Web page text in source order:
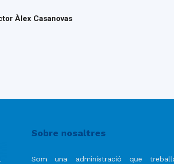
Àlex Casanovas
Sobre nosaltres
Som una administració que